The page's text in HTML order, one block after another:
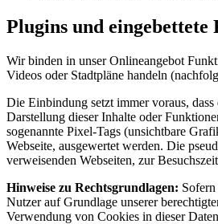
Plugins und
Wir binden in unser Onlineangebot
Videos oder Stadtpläne handeln
Die Einbindung setzt immer voraus,
Darstellung dieser Inhalte oder
sogenannte Pixel-Tags (unsichtbare
Webseite, ausgewertet werden. Die
verweisenden Webseiten, zur
Hinweise zu Rechtsgrundlagen:
Nutzer auf Grundlage unserer
Verwendung von Cookies in dieser